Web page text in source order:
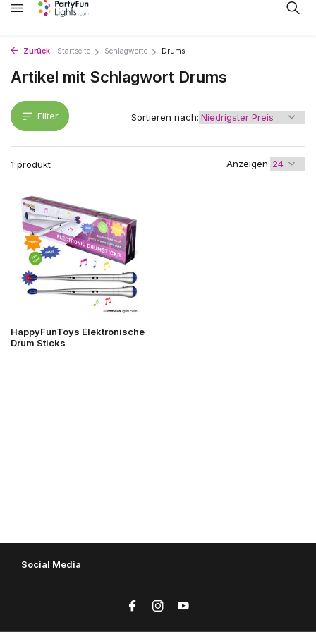
Zurück Startseite Schlagworte Drums
Artikel mit Schlagwort Drums
Filter
1 produkt Anzeigen:
Sortieren nach:
HappyFunToys Elektronische
Drum Sticks
Social Media